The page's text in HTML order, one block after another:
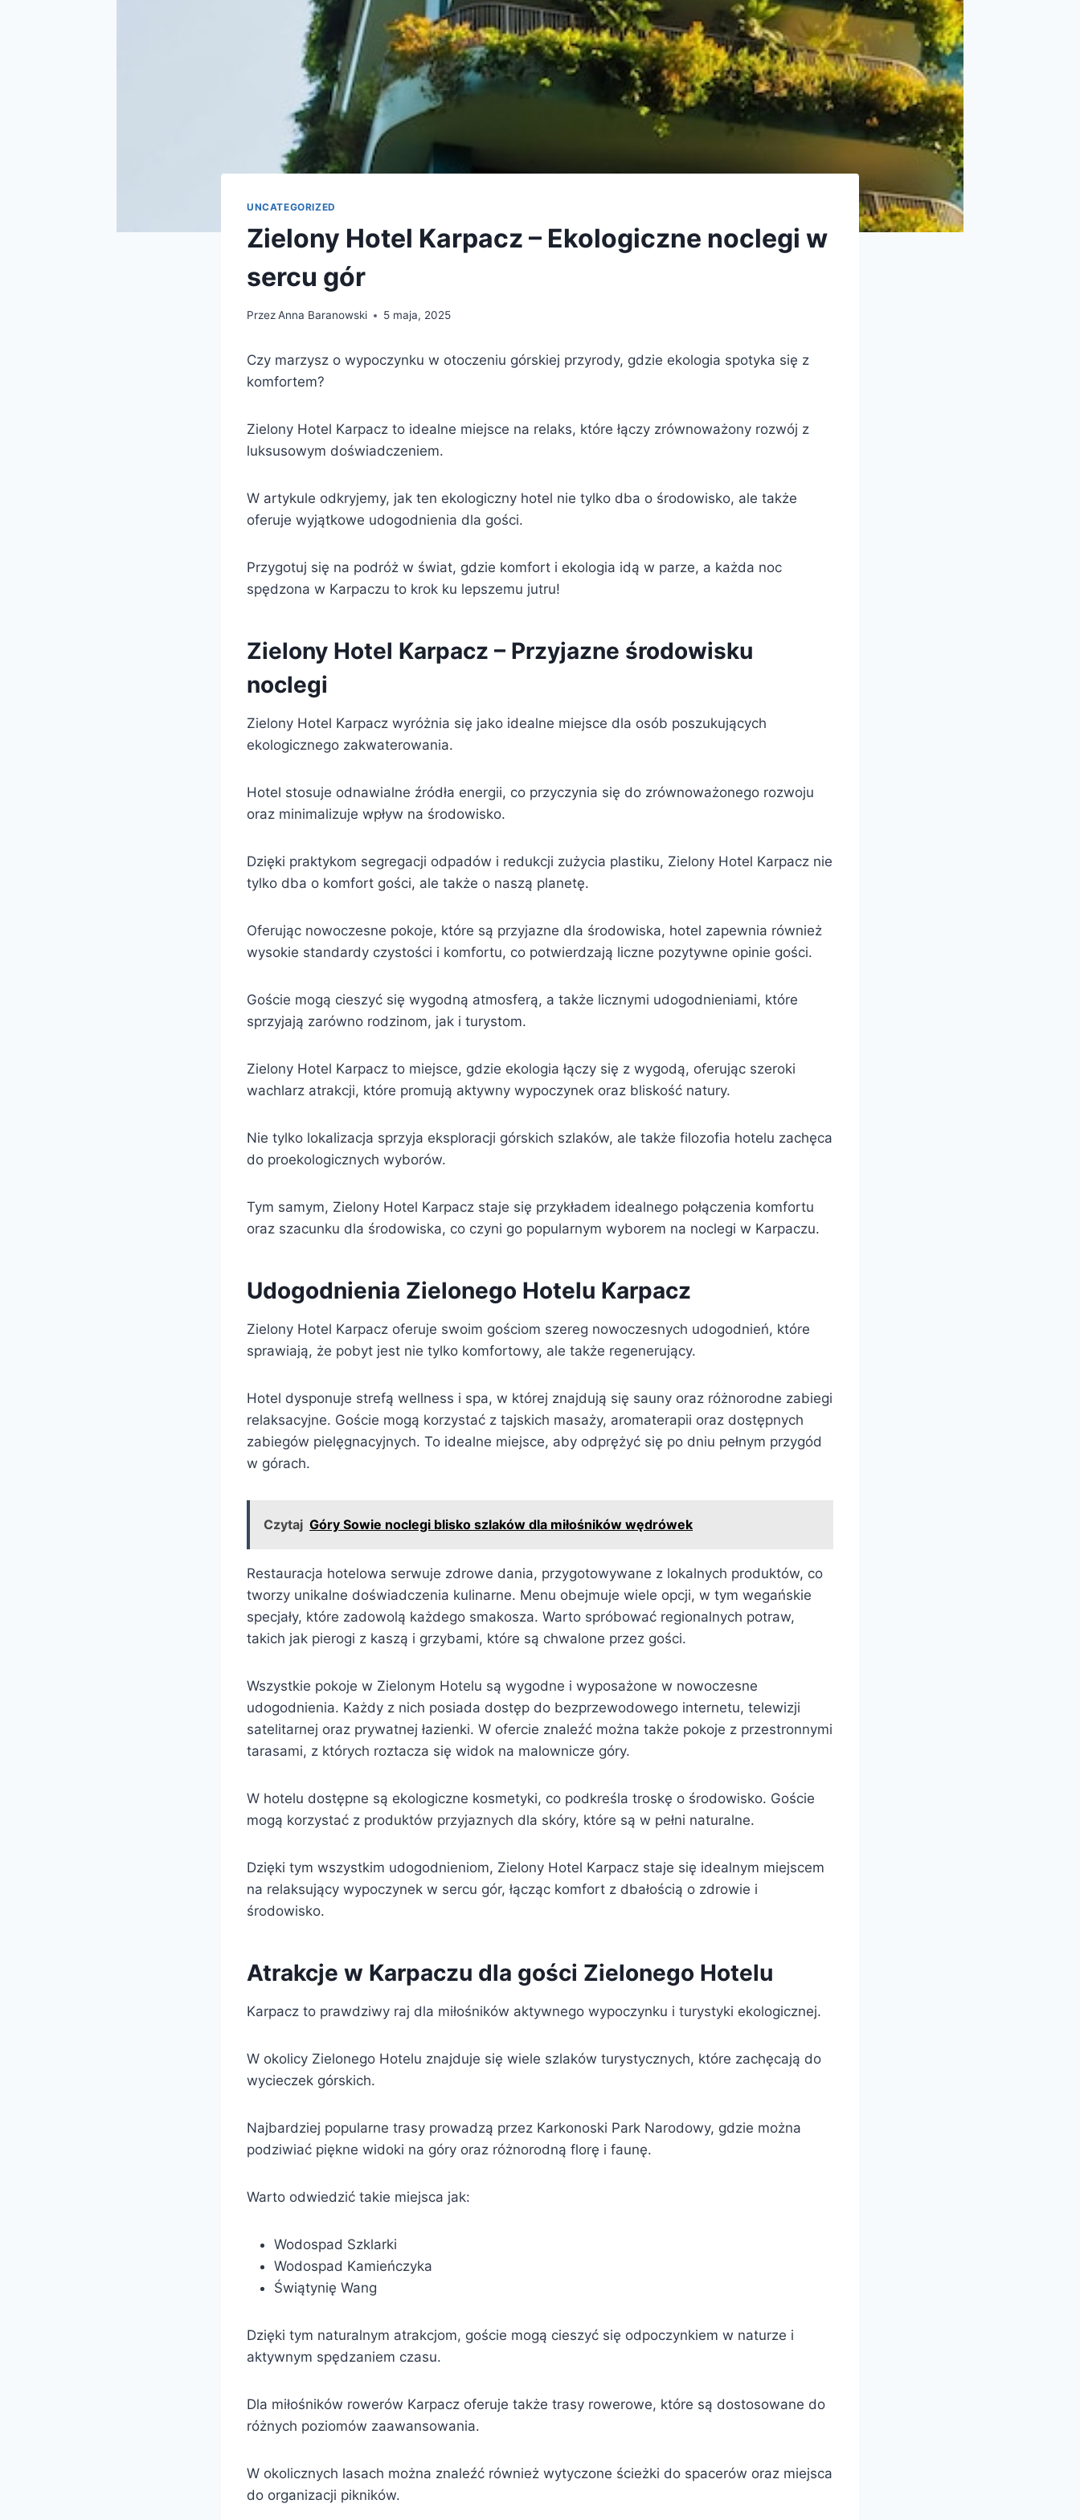
UNCATEGORIZED
Zielony Hotel Karpacz – Ekologiczne noclegi w
sercu gór
PrzezAnna Baranowski 5 maja, 2025
Czy marzysz o wypoczynku w otoczeniu górskiej przyrody, gdzie ekologia spotyka się z
komfortem?
Zielony Hotel Karpacz to idealne miejsce na relaks, które łączy zrównoważony rozwój z
luksusowym doświadczeniem.
W artykule odkryjemy, jak ten ekologiczny hotel nie tylko dba o środowisko, ale także
oferuje wyjątkowe udogodnienia dla gości.
Przygotuj się na podróż w świat, gdzie komfort i ekologia idą w parze, a każda noc
spędzona w Karpaczu to krok ku lepszemu jutru!
Zielony Hotel Karpacz – Przyjazne środowisku
noclegi
Zielony Hotel Karpacz wyróżnia się jako idealne miejsce dla osób poszukujących
ekologicznego zakwaterowania.
Hotel stosuje odnawialne źródła energii, co przyczynia się do zrównoważonego rozwoju
oraz minimalizuje wpływ na środowisko.
Dzięki praktykom segregacji odpadów i redukcji zużycia plastiku, Zielony Hotel Karpacz nie
tylko dba o komfort gości, ale także o naszą planetę.
Oferując nowoczesne pokoje, które są przyjazne dla środowiska, hotel zapewnia również
wysokie standardy czystości i komfortu, co potwierdzają liczne pozytywne opinie gości.
Goście mogą cieszyć się wygodną atmosferą, a także licznymi udogodnieniami, które
sprzyjają zarówno rodzinom, jak i turystom.
Zielony Hotel Karpacz to miejsce, gdzie ekologia łączy się z wygodą, oferując szeroki
wachlarz atrakcji, które promują aktywny wypoczynek oraz bliskość natury.
Nie tylko lokalizacja sprzyja eksploracji górskich szlaków, ale także filozofia hotelu zachęca
do proekologicznych wyborów.
Tym samym, Zielony Hotel Karpacz staje się przykładem idealnego połączenia komfortu
oraz szacunku dla środowiska, co czyni go popularnym wyborem na noclegi w Karpaczu.
Udogodnienia Zielonego Hotelu Karpacz
Zielony Hotel Karpacz oferuje swoim gościom szereg nowoczesnych udogodnień, które
sprawiają, że pobyt jest nie tylko komfortowy, ale także regenerujący.
Hotel dysponuje strefą wellness i spa, w której znajdują się sauny oraz różnorodne zabiegi
relaksacyjne. Goście mogą korzystać z tajskich masaży, aromaterapii oraz dostępnych
zabiegów pielęgnacyjnych. To idealne miejsce, aby odprężyć się po dniu pełnym przygód
w górach.
Czytaj Góry Sowie noclegi blisko szlaków dla miłośników wędrówek
Restauracja hotelowa serwuje zdrowe dania, przygotowywane z lokalnych produktów, co
tworzy unikalne doświadczenia kulinarne. Menu obejmuje wiele opcji, w tym wegańskie
specjały, które zadowolą każdego smakosza. Warto spróbować regionalnych potraw,
takich jak pierogi z kaszą i grzybami, które są chwalone przez gości.
Wszystkie pokoje w Zielonym Hotelu są wygodne i wyposażone w nowoczesne
udogodnienia. Każdy z nich posiada dostęp do bezprzewodowego internetu, telewizji
satelitarnej oraz prywatnej łazienki. W ofercie znaleźć można także pokoje z przestronnymi
tarasami, z których roztacza się widok na malownicze góry.
W hotelu dostępne są ekologiczne kosmetyki, co podkreśla troskę o środowisko. Goście
mogą korzystać z produktów przyjaznych dla skóry, które są w pełni naturalne.
Dzięki tym wszystkim udogodnieniom, Zielony Hotel Karpacz staje się idealnym miejscem
na relaksujący wypoczynek w sercu gór, łącząc komfort z dbałością o zdrowie i
środowisko.
Atrakcje w Karpaczu dla gości Zielonego Hotelu
Karpacz to prawdziwy raj dla miłośników aktywnego wypoczynku i turystyki ekologicznej.
W okolicy Zielonego Hotelu znajduje się wiele szlaków turystycznych, które zachęcają do
wycieczek górskich.
Najbardziej popularne trasy prowadzą przez Karkonoski Park Narodowy, gdzie można
podziwiać piękne widoki na góry oraz różnorodną florę i faunę.
Warto odwiedzić takie miejsca jak:
Wodospad Szklarki
Wodospad Kamieńczyka
Świątynię Wang
Dzięki tym naturalnym atrakcjom, goście mogą cieszyć się odpoczynkiem w naturze i
aktywnym spędzaniem czasu.
Dla miłośników rowerów Karpacz oferuje także trasy rowerowe, które są dostosowane do
różnych poziomów zaawansowania.
W okolicznych lasach można znaleźć również wytyczone ścieżki do spacerów oraz miejsca
do organizacji pikników.